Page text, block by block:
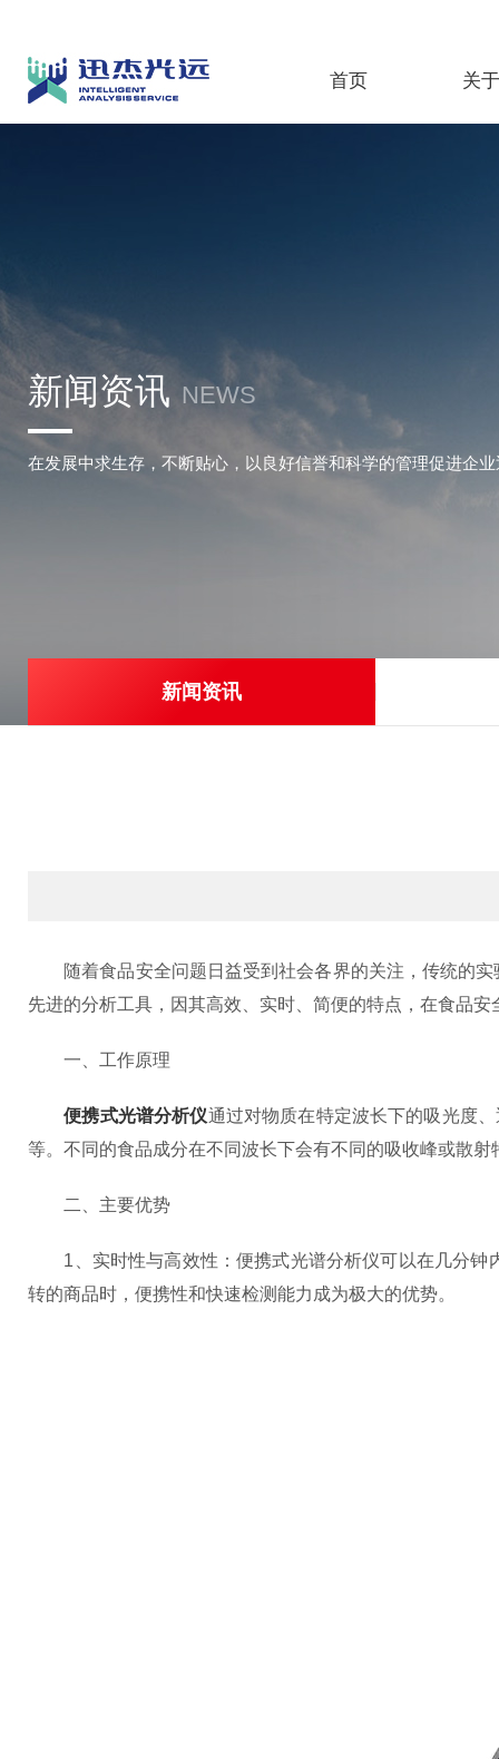
首页 关
新闻资讯 NEWS
在发展中求生存，不断贴心，以良好信誉和科学的管理促进企
新闻资讯
随着食品安全问题日益受到社会各界的关注，传统的实
先进的分析工具，因其高效、实时、简便的特点，在食品
一、工作原理
便携式光谱分析仪通过对物质在特定波长下的吸光度
等。不同的食品成分在不同波长下会有不同的吸收峰或散
二、主要优势
1、实时性与高效性：便携式光谱分析仪可以在几分钟
转的商品时，便携性和快速检测能力成为极大的优势。